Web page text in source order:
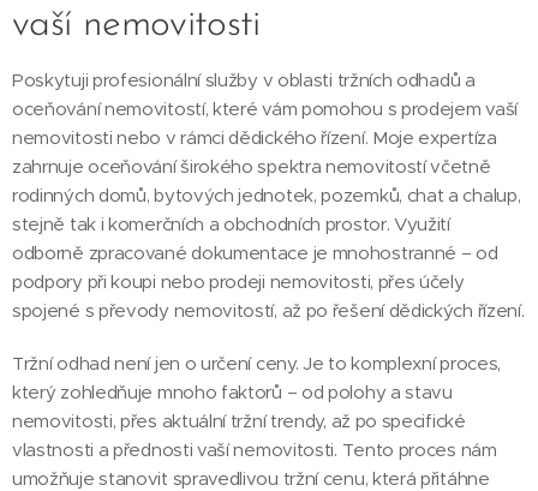
vaší nemovitosti
Poskytuji profesionální služby v oblasti tržních odhadů a
oceňování nemovitostí, které vám pomohou s prodejem vaší
nemovitosti nebo v rámci dědického řízení. Moje expertíza
zahrnuje oceňování širokého spektra nemovitostí včetně
rodinných domů, bytových jednotek, pozemků, chat a chalup,
stejně tak i komerčních a obchodních prostor. Využití
odborně zpracované dokumentace je mnohostranné – od
podpory při koupi nebo prodeji nemovitosti, přes účely
spojené s převody nemovitostí, až po řešení dědických řízení.
Tržní odhad není jen o určení ceny. Je to komplexní proces,
který zohledňuje mnoho faktorů – od polohy a stavu
nemovitosti, přes aktuální tržní trendy, až po specifické
vlastnosti a přednosti vaší nemovitosti. Tento proces nám
umožňuje stanovit spravedlivou tržní cenu, která přitáhne